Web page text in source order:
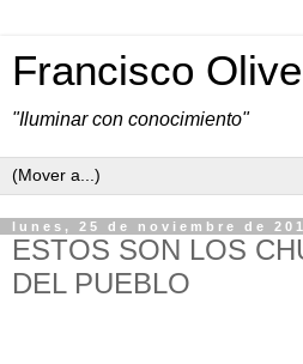
Francisco
"Iluminar con conocimiento"
lunes, 25 de noviembre de
ESTOS SON LOS
DEL PUEBLO